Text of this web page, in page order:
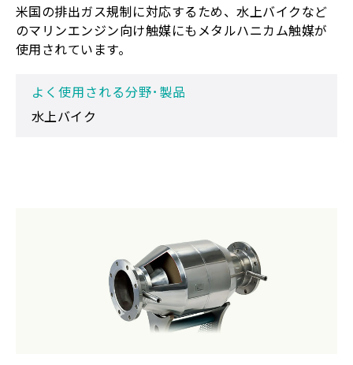
米国の排出ガス規制に対応するため、水上バイクなど
のマリンエンジン向け触媒にもメタルハニカム触媒が
使用されています。
よく使用される分野･製品
水上バイク